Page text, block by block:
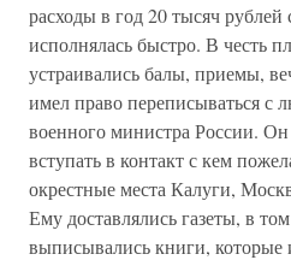
расходы в год 20 тысяч
исполнялась быстро. В честь
устраивались балы, приемы,
имел право переписываться с
военного министра России.
вступать в контакт с кем
окрестные места Калуги,
Ему доставлялись газеты, в
выписывались книги, которые